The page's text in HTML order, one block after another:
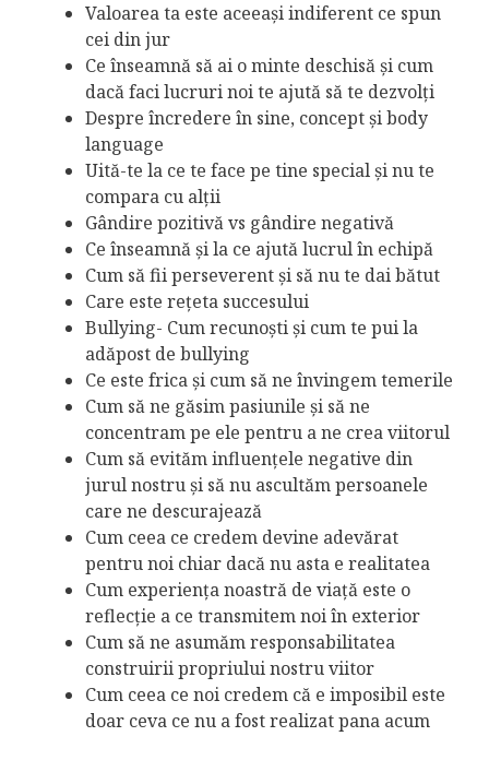
Valoarea ta este aceeași indiferent ce spun
cei din jur
Ce înseamnă să ai o minte deschisă și cum
dacă faci lucruri noi te ajută să te dezvolți
Despre încredere în sine, concept și body
language
Uită-te la ce te face pe tine special și nu te
compara cu alții
Gândire pozitivă vs gândire negativă
Ce înseamnă și la ce ajută lucrul în echipă
Cum să fii perseverent și să nu te dai bătut
Care este rețeta succesului
Bullying- Cum recunoști și cum te pui la
adăpost de bullying
Ce este frica și cum să ne învingem temerile
Cum să ne găsim pasiunile și să ne
concentram pe ele pentru a ne crea viitorul
Cum să evităm influențele negative din
jurul nostru și să nu ascultăm persoanele
care ne descurajează
Cum ceea ce credem devine adevărat
pentru noi chiar dacă nu asta e realitatea
Cum experiența noastră de viață este o
reflecție a ce transmitem noi în exterior
Cum să ne asumăm responsabilitatea
construirii propriului nostru viitor
Cum ceea ce noi credem că e imposibil este
doar ceva ce nu a fost realizat pana acum